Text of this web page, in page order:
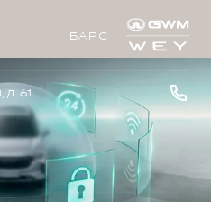
БАРС
д. 61